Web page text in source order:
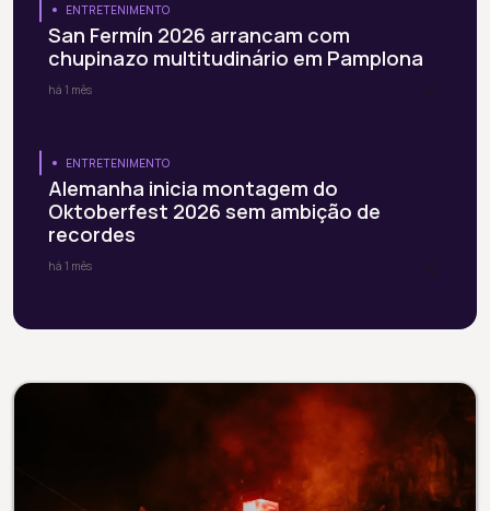
ENTRETENIMENTO
San Fermín 2026 arrancam com
chupinazo multitudinário em Pamplona
há 1 mês
ENTRETENIMENTO
Alemanha inicia montagem do
Oktoberfest 2026 sem ambição de
recordes
há 1 mês